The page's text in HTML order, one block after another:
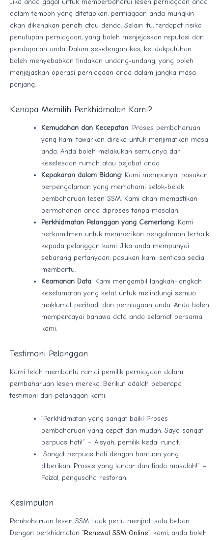
Jika anda gagal untuk memperbaharui lesen perniagaan anda
dalam tempoh yang ditetapkan, perniagaan anda mungkin
akan dikenakan penalti atau denda. Selain itu, terdapat risiko
penutupan perniagaan, yang boleh menjejaskan reputasi dan
pendapatan anda. Dalam sesetengah kes, ketidakpatuhan
boleh menyebabkan tindakan undang-undang, yang boleh
menjejaskan operasi perniagaan anda dalam jangka masa
panjang.
Kenapa Memilih Perkhidmatan Kami?
Kemudahan dan Kecepatan: Proses pembaharuan
yang kami tawarkan direka untuk menjimatkan masa
anda. Anda boleh melakukan semuanya dari
keselesaan rumah atau pejabat anda.
Kepakaran dalam Bidang: Kami mempunyai pasukan
berpengalaman yang memahami selok-belok
pembaharuan lesen SSM. Kami akan memastikan
permohonan anda diproses tanpa masalah.
Perkhidmatan Pelanggan yang Cemerlang: Kami
berkomitmen untuk memberikan pengalaman terbaik
kepada pelanggan kami. Jika anda mempunyai
sebarang pertanyaan, pasukan kami sentiasa sedia
membantu.
Keamanan Data: Kami mengambil langkah-langkah
keselamatan yang ketat untuk melindungi semua
maklumat peribadi dan perniagaan anda. Anda boleh
mempercayai bahawa data anda selamat bersama
kami.
Testimoni Pelanggan
Kami telah membantu ramai pemilik perniagaan dalam
pembaharuan lesen mereka. Berikut adalah beberapa
testimoni dari pelanggan kami:
“Perkhidmatan yang sangat baik! Proses
pembaharuan yang cepat dan mudah. Saya sangat
berpuas hati!” – Aisyah, pemilik kedai runcit.
“Sangat berpuas hati dengan bantuan yang
diberikan. Proses yang lancar dan tiada masalah!” –
Faizal, pengusaha restoran.
Kesimpulan
Pembaharuan lesen SSM tidak perlu menjadi satu beban.
Dengan perkhidmatan “Renewal SSM Online” kami, anda boleh